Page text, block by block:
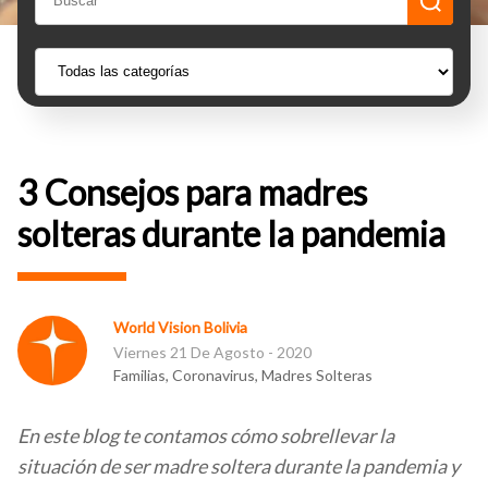
3 Consejos para madres
solteras durante la pandemia
World Vision Bolivia
Viernes 21 De Agosto - 2020
Familias, Coronavirus, Madres Solteras
En este blog te contamos cómo sobrellevar la
situación de ser madre soltera durante la pandemia y